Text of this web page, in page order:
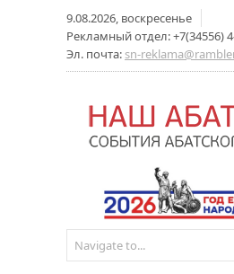
9.08.2026, воскресенье
Рекламный отдел: +7(34556)
Эл. почта: sn-